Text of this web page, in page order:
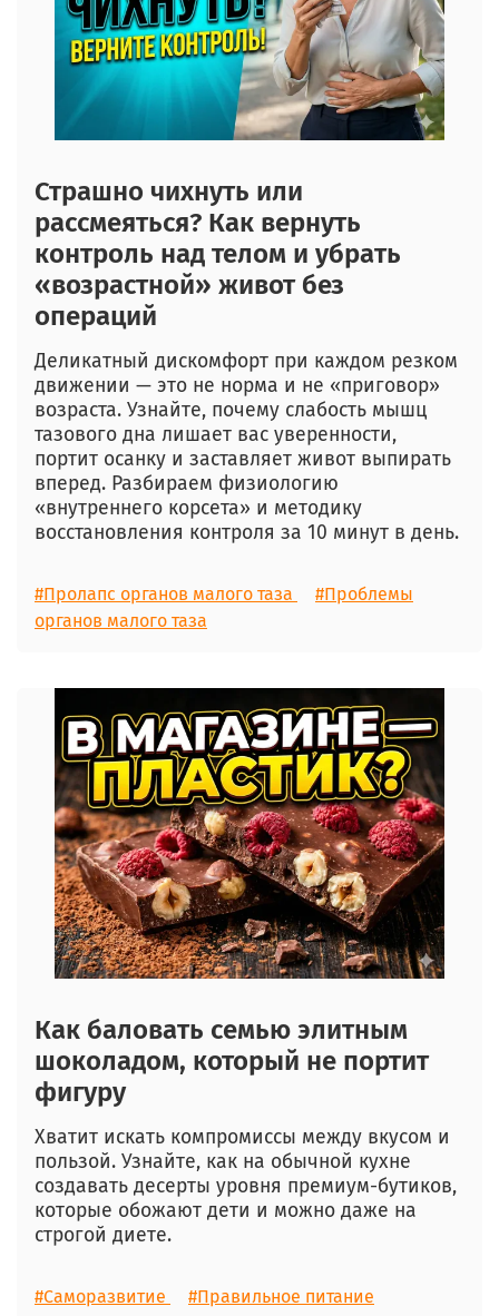
Страшно чихнуть или
рассмеяться? Как вернуть
контроль над телом и убрать
«возрастной» живот без
операций
Деликатный дискомфорт при каждом резком
движении — это не норма и не «приговор»
возраста. Узнайте, почему слабость мышц
тазового дна лишает вас уверенности,
портит осанку и заставляет живот выпирать
вперед. Разбираем физиологию
«внутреннего корсета» и методику
восстановления контроля за 10 минут в день.
#Пролапс органов малого таза
#Проблемы
органов малого таза
Как баловать семью элитным
шоколадом, который не портит
фигуру
Хватит искать компромиссы между вкусом и
пользой. Узнайте, как на обычной кухне
создавать десерты уровня премиум-бутиков,
которые обожают дети и можно даже на
строгой диете.
#Саморазвитие #Правильное питание